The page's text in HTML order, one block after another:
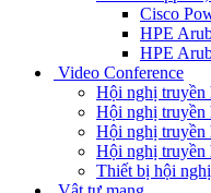
Cisco
HPE
HPE
Video Conference
Hội nghị truyền
Hội nghị truyền
Hội nghị truyền
Hội nghị truyền
Thiết bị hội